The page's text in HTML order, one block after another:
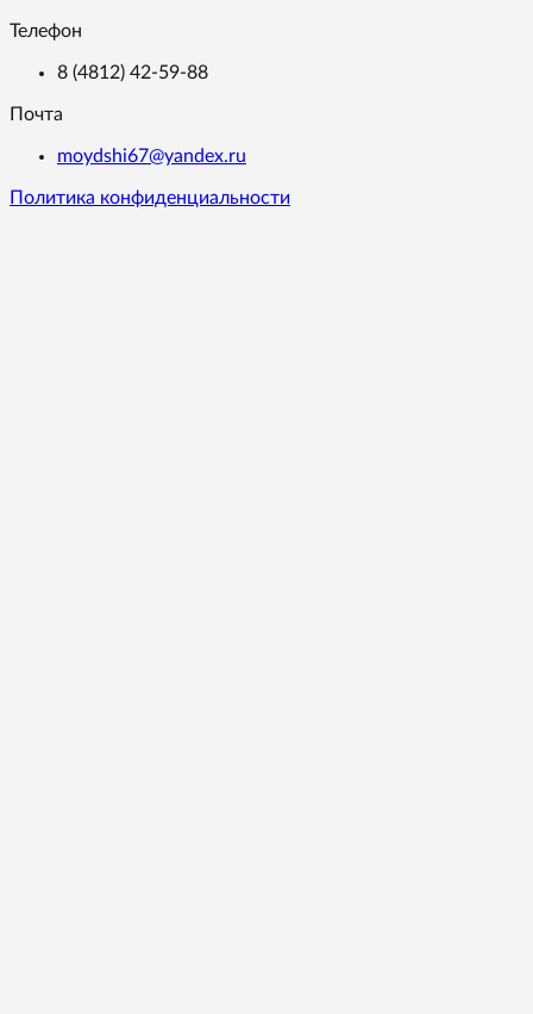
Телефон
8 (4812) 42-59-88
Почта
moydshi67@yandex.ru
Политика конфиденциальности